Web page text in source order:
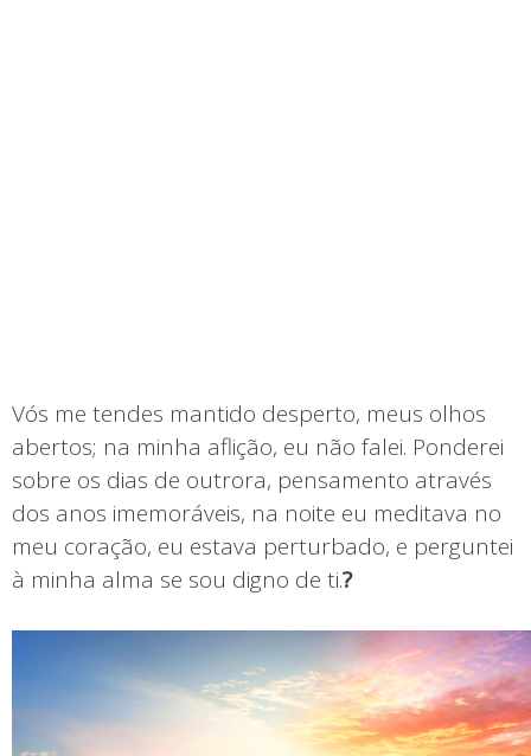
Vós me tendes mantido desperto, meus olhos
abertos; na minha aflição, eu não falei. Ponderei
sobre os dias de outrora, pensamento através
dos anos imemoráveis, na noite eu meditava no
meu coração, eu estava perturbado, e perguntei
à minha alma se sou digno de ti.?